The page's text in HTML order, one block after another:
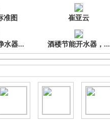
准图 崔亚云
水器... 酒楼节能开水器，...